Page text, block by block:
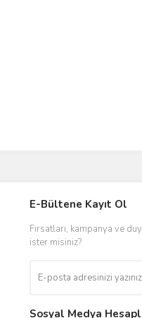
DRIVER & TRAFO
Led Driverlar
E-Bültene Kayıt Ol
Fırsatları, kampanya ve
ister misiniz?
Sosyal Medya